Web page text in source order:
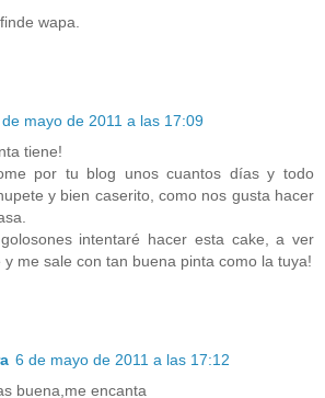
wapa.
mayo de 2011 a las 17:09
tiene!
por tu blog unos cuantos días y todo
y bien caserito, como nos gusta hacer
intentaré hacer esta cake, a ver
me sale con tan buena pinta como la tuya!
6 de mayo de 2011 a las 17:12
buena,me encanta